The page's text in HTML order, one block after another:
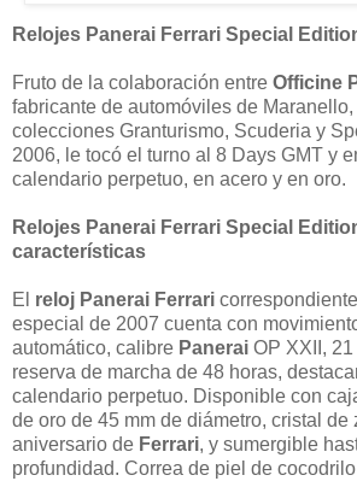
Relojes Panerai Ferrari Special
Fruto de la colaboración entre Officine
fabricante de automóviles de Maranello,
colecciones Granturismo, Scuderia y
2006, le tocó el turno al 8 Days GMT y
calendario perpetuo, en acero y en oro.
Relojes Panerai Ferrari Special
características
El reloj Panerai Ferrari
especial de 2007 cuenta con
automático, calibre Panerai OP XXII,
reserva de marcha de 48 horas,
calendario perpetuo. Disponible con
de oro de 45 mm de diámetro, cristal de
aniversario de Ferrari, y sumergible
profundidad. Correa de piel de